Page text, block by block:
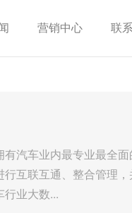
营销中心 联
汽车业内最专业最全面
互联互通、整合管理
业大数...